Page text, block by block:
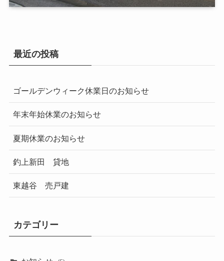
最近の投稿
ゴールデンウィーク休業日のお知らせ
年末年始休業のお知らせ
夏期休業のお知らせ
釣上新田 貸地
東越谷 売戸建
カテゴリー